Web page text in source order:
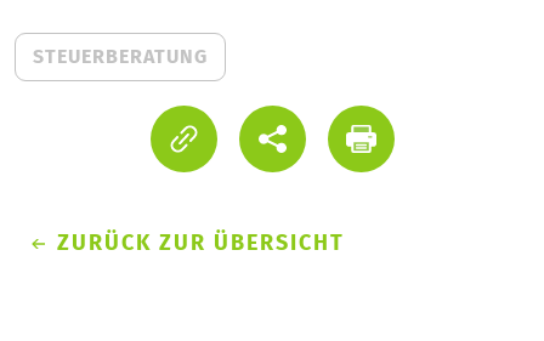
STEUERBERATUNG
ZURÜCK ZUR ÜBERSICHT